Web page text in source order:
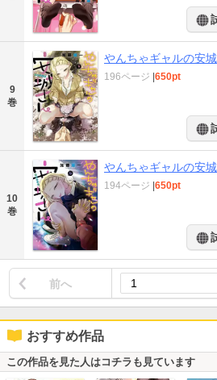
9
巻
やんちゃギャルの安
196ページ 650pt
10
巻
やんちゃギャルの安
194ページ 650pt
前へ
おすすめ作品
この作品を見た人はコチラも見ています